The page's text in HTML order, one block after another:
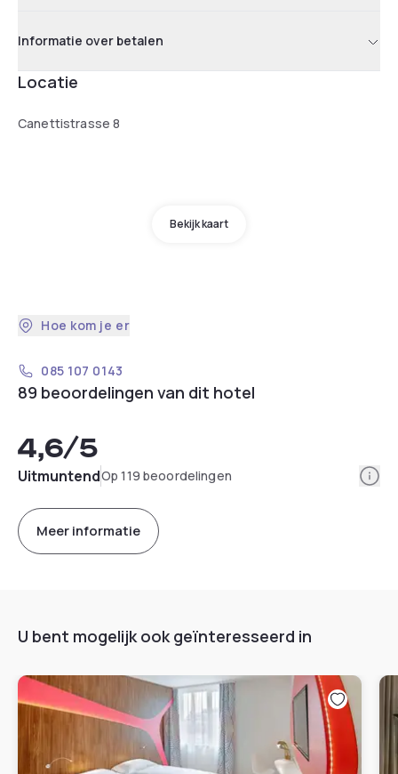
Informatie over betalen
Locatie
Canettistrasse 8
Bekijk kaart
Hoe kom je er
085 107 0143
89 beoordelingen van dit hotel
4,6/5
UitmuntendOp 119 beoordelingen
Meer informatie
U bent mogelijk ook geïnteresseerd in